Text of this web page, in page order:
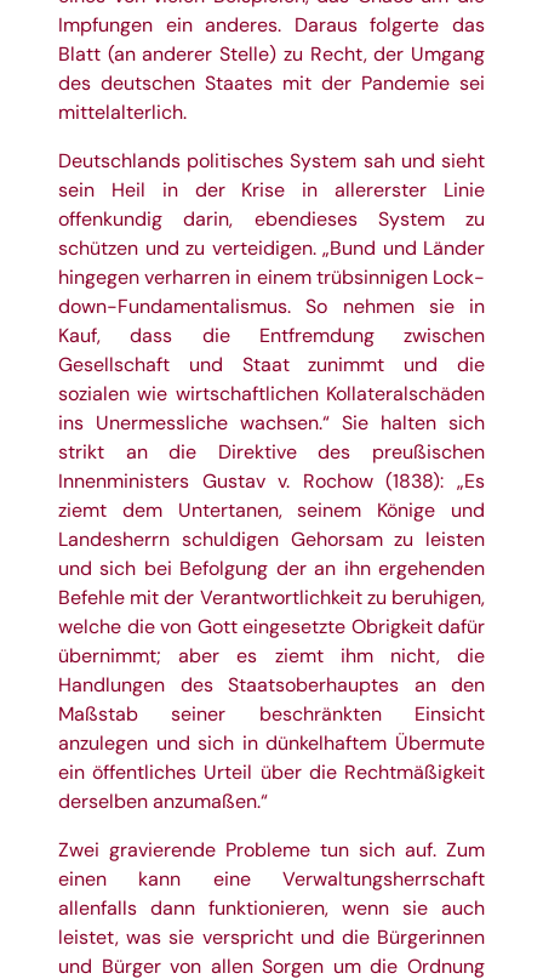
Impfungen ein anderes. Daraus folgerte das
Blatt (an anderer Stelle) zu Recht, der Umgang
des deutschen Staates mit der Pandemie sei
mittelalterlich.
Deutschlands politisches System sah und sieht
sein Heil in der Krise in allererster Linie
offenkundig darin, ebendieses System zu
schützen und zu verteidigen. „Bund und Länder
hingegen verharren in einem trübsinnigen Lock-
down-Fundamentalismus. So nehmen sie in
Kauf, dass die Entfremdung zwischen
Gesellschaft und Staat zunimmt und die
sozialen wie wirtschaftlichen Kollateralschäden
ins Unermessliche wachsen.“ Sie halten sich
strikt an die Direktive des preußischen
Innenministers Gustav v. Rochow (1838): „Es
ziemt dem Untertanen, seinem Könige und
Landesherrn schuldigen Gehorsam zu leisten
und sich bei Befolgung der an ihn ergehenden
Befehle mit der Verantwortlichkeit zu beruhigen,
welche die von Gott eingesetzte Obrigkeit dafür
übernimmt; aber es ziemt ihm nicht, die
Handlungen des Staatsoberhauptes an den
Maßstab seiner beschränkten Einsicht
anzulegen und sich in dünkelhaftem Übermute
ein öffentliches Urteil über die Rechtmäßigkeit
derselben anzumaßen.“
Zwei gravierende Probleme tun sich auf. Zum
einen kann eine Verwaltungsherrschaft
allenfalls dann funktionieren, wenn sie auch
leistet, was sie verspricht und die Bürgerinnen
und Bürger von allen Sorgen um die Ordnung